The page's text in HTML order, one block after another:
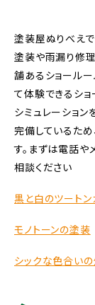
塗装屋ぬりべえ
塗装や雨漏り修
舗あるショール
て体験できるショ
シミュレーショ
完備しているた
す。まずは電話や
相談ください
黒と白のツート
モノトーンの塗装
シックな色合い